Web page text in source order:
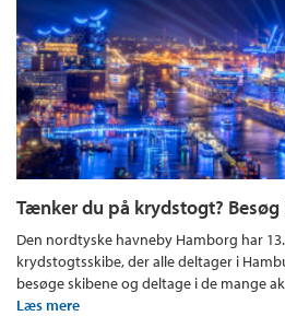
Tænker du på krydstogt?
Den nordtyske havneby Hamborg har
krydstogtsskibe, der alle deltager i
besøge skibene og deltage i de mange
Læs mere